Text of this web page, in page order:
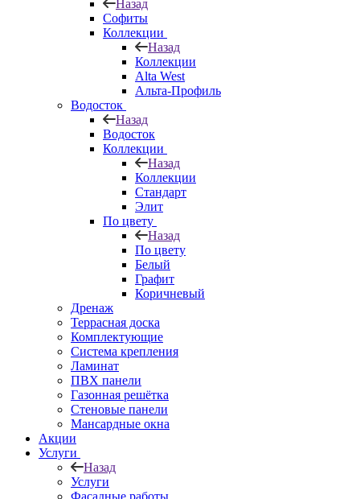
Назад
Софиты
Коллекции
Назад
Коллекции
Alta West
Альта-Профиль
Водосток
Назад
Водосток
Коллекции
Назад
Коллекции
Стандарт
Элит
По цвету
Назад
По цвету
Белый
Графит
Коричневый
Дренаж
Террасная доска
Комплектующие
Система крепления
Ламинат
ПВХ панели
Газонная решётка
Стеновые панели
Мансардные окна
Акции
Услуги
Назад
Услуги
Фасадные работы